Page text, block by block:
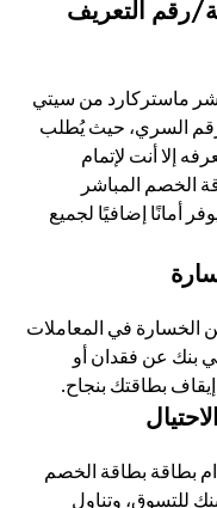
رقم التعريف
ماستركارد من سيتي
السري، حيث يُطلب
إلا أنت لإتمام
الخصم المباشر
أمانًا إضافيًا لجميع
الخسارة في المعاملات
بنك عن فقدان أو
بطاقتك بنجاح.
بطاقة بطاقة الخصم
للتسوق، وتناول